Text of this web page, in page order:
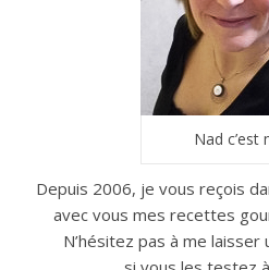
Nad c’est
Depuis 2006, je vous reçois
avec vous mes recettes
N’hésitez pas à me